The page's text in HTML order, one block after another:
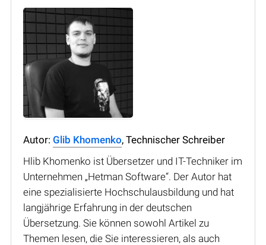
Autor: Glib Khomenko, Technischer Schreiber
Hlib Khomenko ist Übersetzer und IT-Techniker im
Unternehmen „Hetman Software“. Der Autor hat
eine spezialisierte Hochschulausbildung und hat
langjährige Erfahrung in der deutschen
Übersetzung. Sie können sowohl Artikel zu
Themen lesen, die Sie interessieren, als auch